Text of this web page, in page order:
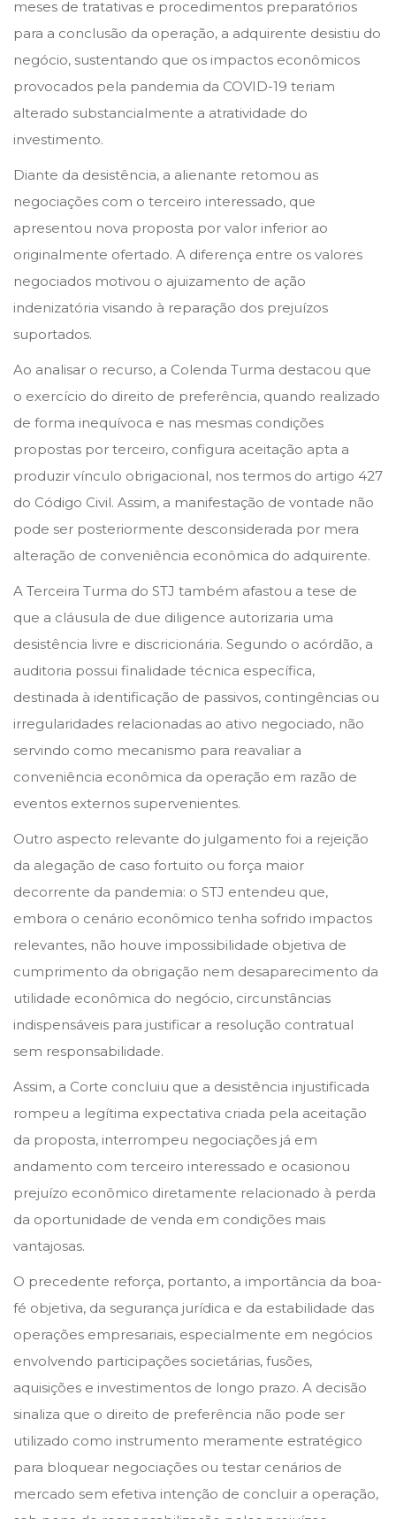
meses de tratativas e procedimentos preparatórios
para a conclusão da operação, a adquirente desistiu do
negócio, sustentando que os impactos econômicos
provocados pela pandemia da COVID-19 teriam
alterado substancialmente a atratividade do
investimento.
Diante da desistência, a alienante retomou as
negociações com o terceiro interessado, que
apresentou nova proposta por valor inferior ao
originalmente ofertado. A diferença entre os valores
negociados motivou o ajuizamento de ação
indenizatória visando à reparação dos prejuízos
suportados.
Ao analisar o recurso, a Colenda Turma destacou que
o exercício do direito de preferência, quando realizado
de forma inequívoca e nas mesmas condições
propostas por terceiro, configura aceitação apta a
produzir vínculo obrigacional, nos termos do artigo 427
do Código Civil. Assim, a manifestação de vontade não
pode ser posteriormente desconsiderada por mera
alteração de conveniência econômica do adquirente.
A Terceira Turma do STJ também afastou a tese de
que a cláusula de due diligence autorizaria uma
desistência livre e discricionária. Segundo o acórdão, a
auditoria possui finalidade técnica específica,
destinada à identificação de passivos, contingências ou
irregularidades relacionadas ao ativo negociado, não
servindo como mecanismo para reavaliar a
conveniência econômica da operação em razão de
eventos externos supervenientes.
Outro aspecto relevante do julgamento foi a rejeição
da alegação de caso fortuito ou força maior
decorrente da pandemia: o STJ entendeu que,
embora o cenário econômico tenha sofrido impactos
relevantes, não houve impossibilidade objetiva de
cumprimento da obrigação nem desaparecimento da
utilidade econômica do negócio, circunstâncias
indispensáveis para justificar a resolução contratual
sem responsabilidade.
Assim, a Corte concluiu que a desistência injustificada
rompeu a legítima expectativa criada pela aceitação
da proposta, interrompeu negociações já em
andamento com terceiro interessado e ocasionou
prejuízo econômico diretamente relacionado à perda
da oportunidade de venda em condições mais
vantajosas.
O precedente reforça, portanto, a importância da boa-
fé objetiva, da segurança jurídica e da estabilidade das
operações empresariais, especialmente em negócios
envolvendo participações societárias, fusões,
aquisições e investimentos de longo prazo. A decisão
sinaliza que o direito de preferência não pode ser
utilizado como instrumento meramente estratégico
para bloquear negociações ou testar cenários de
mercado sem efetiva intenção de concluir a operação,